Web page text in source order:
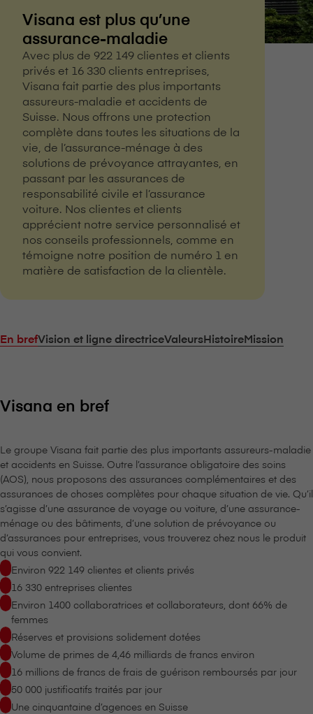
V⁠i⁠s⁠a⁠n⁠a est plus qu’une
assurance-maladie
Avec plus de 922 149 clientes et clients
privés et 16 330 clients entreprises,
V⁠i⁠s⁠a⁠n⁠a fait partie des plus importants
assureurs-maladie et accidents de
Suisse. Nous offrons une protection
complète dans toutes les situations de la
vie, de l’assurance-ménage à des
solutions de prévoyance attrayantes, en
passant par les assurances de
responsabilité civile et l’assurance
voiture. Nos clientes et clients
apprécient notre service personnalisé et
nos conseils professionnels, comme en
témoigne notre position de numéro 1 en
matière de satisfaction de la clientèle.
En brefVision et ligne directriceValeursHistoireMission
V⁠i⁠s⁠a⁠n⁠a en bref
Le groupe V⁠i⁠s⁠a⁠n⁠a fait partie des plus importants assureurs-maladie
et accidents en Suisse. Outre l’assurance obligatoire des soins
(AOS), nous proposons des assurances complémentaires et des
assurances de choses complètes pour chaque situation de vie. Qu’il
s’agisse d’une assurance de voyage ou voiture, d’une assurance-
ménage ou des bâtiments, d’une solution de prévoyance ou
d’assurances pour entreprises, vous trouverez chez nous le produit
qui vous convient.
Environ 922 149 clientes et clients privés
16 330 entreprises clientes
Environ 1400 collaboratrices et collaborateurs, dont 66% de
femmes
Réserves et provisions solidement dotées
Volume de primes de 4,46 milliards de francs environ
16 millions de francs de frais de guérison remboursés par jour
50 000 justificatifs traités par jour
Une cinquantaine d’agences en Suisse